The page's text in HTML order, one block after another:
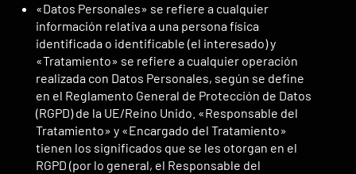
«Datos Personales» se refiere a cualquier
información relativa a una persona física
identificada o identificable (el interesado) y
«Tratamiento» se refiere a cualquier operación
realizada con Datos Personales, según se define
en el Reglamento General de Protección de Datos
(RGPD) de la UE/Reino Unido. «Responsable del
Tratamiento» y «Encargado del Tratamiento»
tienen los significados que se les otorgan en el
RGPD (por lo general, el Responsable del